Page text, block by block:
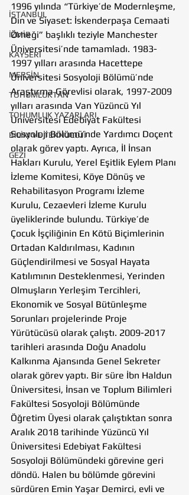
İSTANBUL
İZMİR
KAYSERİ
MERSİN
TOHUMLUKTAN
TOHUMLUK YAZARLARI
BİLİM VE TEKNOLOJİ
GEZİ
1996 yılında “Türkiye’de Modernleşme,
Din ve Siyaset: İskenderpaşa Cemaati
Örneği” başlıklı teziyle Manchester
Üniversitesi’nde tamamladı. 1983-
1997 yılları arasında Hacettepe
Üniversitesi Sosyoloji Bölümü’nde
Araştırma Görevlisi olarak, 1997-2009
yılları arasında Van Yüzüncü Yıl
Üniversitesi Edebiyat Fakültesi
Sosyoloji Bölümü’nde Yardımcı Doçent
olarak görev yaptı. Ayrıca, İl İnsan
Hakları Kurulu, Yerel Eşitlik Eylem Planı
İzleme Komitesi, Köye Dönüş ve
Rehabilitasyon Programı İzleme
Kurulu, Cezaevleri İzleme Kurulu
üyeliklerinde bulundu. Türkiye’de
Çocuk İşçiliğinin En Kötü Biçimlerinin
Ortadan Kaldırılması, Kadının
Güçlendirilmesi ve Sosyal Hayata
Katılımının Desteklenmesi, Yerinden
Olmuşların Yerleşim Tercihleri,
Ekonomik ve Sosyal Bütünleşme
Sorunları projelerinde Proje
Yürütücüsü olarak çalıştı. 2009-2017
tarihleri arasında Doğu Anadolu
Kalkınma Ajansında Genel Sekreter
olarak görev yaptı. Bir süre İbn Haldun
Üniversitesi, İnsan ve Toplum Bilimleri
Fakültesi Sosyoloji Bölümünde
Öğretim Üyesi olarak çalıştıktan sonra
Aralık 2018 tarihinde Yüzüncü Yıl
Üniversitesi Edebiyat Fakültesi
Sosyoloji Bölümündeki görevine geri
döndü. Halen bu bölümde görevini
sürdüren Emin Yaşar Demirci, evli ve